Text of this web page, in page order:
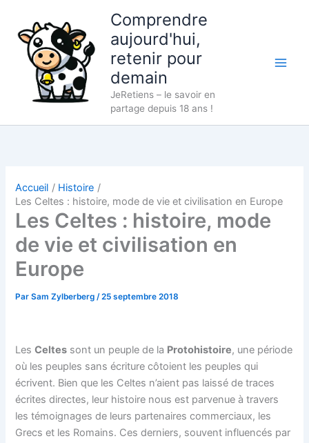
contenu
Comprendre
aujourd'hui,
retenir pour
demain
JeRetiens – le savoir en
partage depuis 18 ans !
Accueil
Histoire
Les Celtes : histoire, mode de vie et civilisation en Europe
Les Celtes : histoire, mode
de vie et civilisation en
Europe
ParSam Zylberberg/25 septembre 2018
LesCeltes sont un peuple de la Protohistoire, une période
où les peuples sans écriture côtoient les peuples qui
écrivent. Bien que les Celtes n’aient pas laissé de traces
écrites directes, leur histoire nous est parvenue à travers
les témoignages de leurs partenaires commerciaux, les
Grecs et les Romains. Ces derniers, souvent influencés par